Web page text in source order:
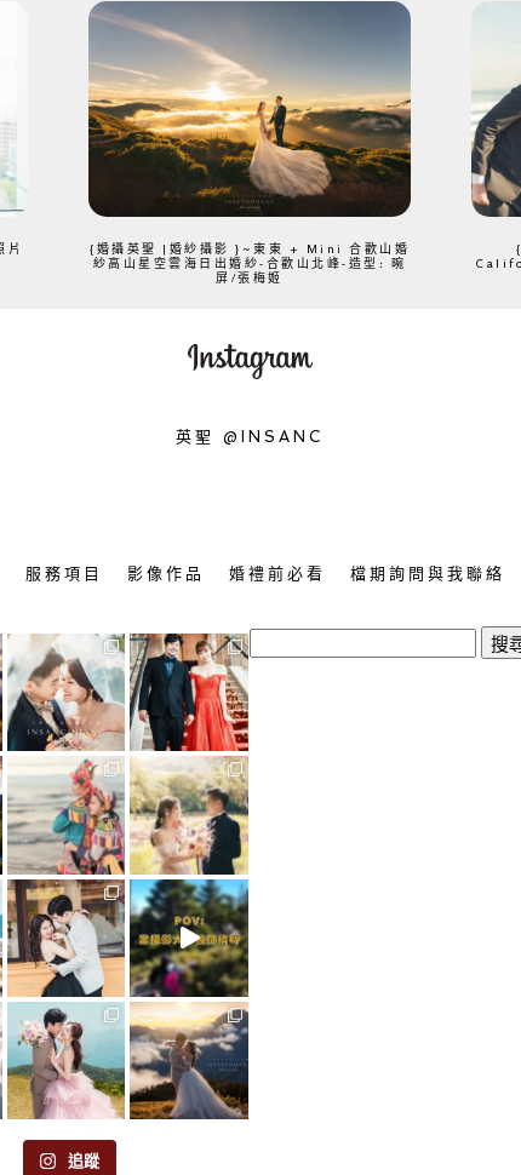
片
{婚攝英聖 |婚紗攝影 }~東東 + Mini 合歡山婚
紗高山星空雲海日出婚紗-合歡山北峰-造型: 晼
屏/張梅姬
英聖 @INSANC
服務項目 影像作品 婚禮前必看 檔期詢問與我聯絡
追蹤
搜
尋